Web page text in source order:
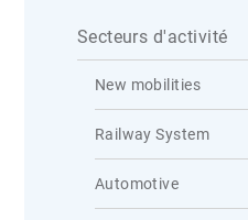
Secteurs d'activité
New mobilities
Railway System
Automotive